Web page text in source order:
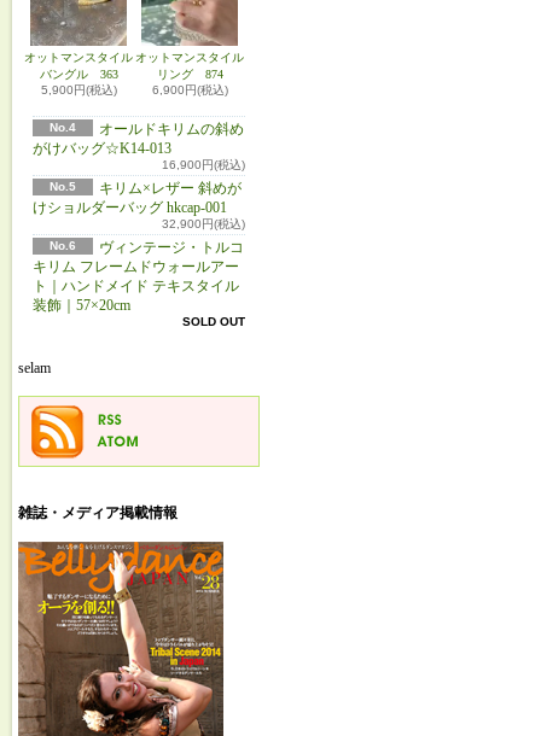
オットマンスタイル
バングル 363
5,900円(税込)
オットマンスタイル
リング 874
6,900円(税込)
No.4
オールドキリムの斜め
がけバッグ☆K14-013
16,900円(税込)
No.5
キリム×レザー 斜めが
けショルダーバッグ hkcap-001
32,900円(税込)
No.6
ヴィンテージ・トルコ
キリム フレームドウォールアー
ト｜ハンドメイド テキスタイル
装飾｜57×20cm
SOLD OUT
selam
雑誌・メディア掲載情報